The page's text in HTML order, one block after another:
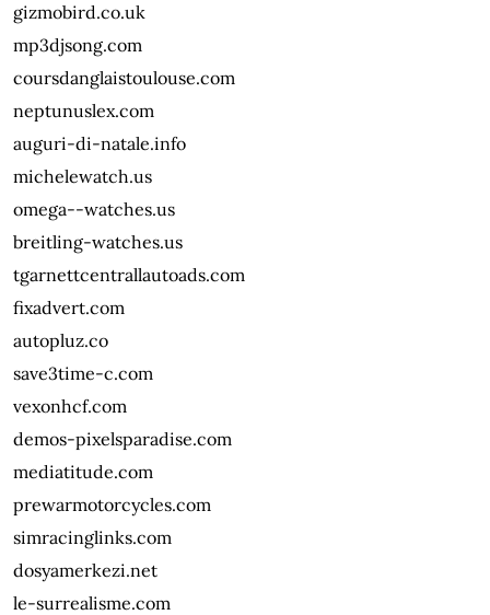
gizmobird.co.uk
mp3djsong.com
coursdanglaistoulouse.com
neptunuslex.com
auguri-di-natale.info
michelewatch.us
omega--watches.us
breitling-watches.us
tgarnettcentrallautoads.com
fixadvert.com
autopluz.co
save3time-c.com
vexonhcf.com
demos-pixelsparadise.com
mediatitude.com
prewarmotorcycles.com
simracinglinks.com
dosyamerkezi.net
le-surrealisme.com